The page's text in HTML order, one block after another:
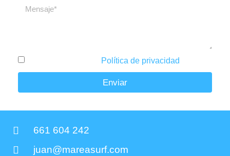
Política de privacidad
Enviar
661 604 242
juan@mareasurf.com